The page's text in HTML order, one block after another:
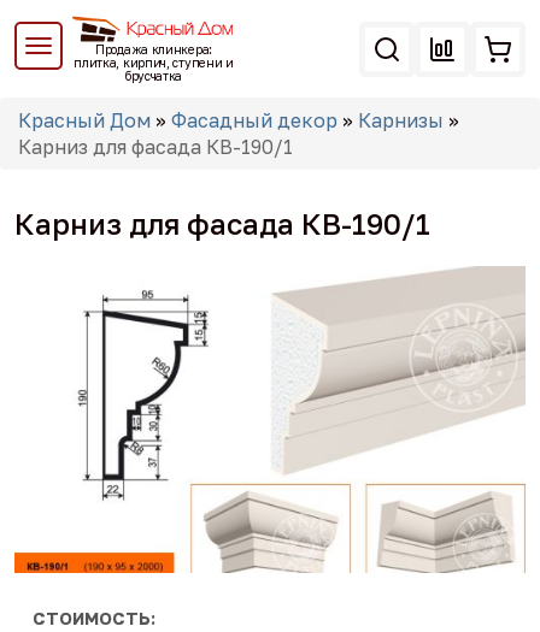
Перейти
основному
Продажа клинкера:
плитка, кирпич, ступени и
брусчатка
Вы
здесь
Красный Дом » Фасадный декор » Карнизы »
Карниз для фасада КВ-190/1
Карниз для фасада КВ-190/1
СТОИМОСТЬ: